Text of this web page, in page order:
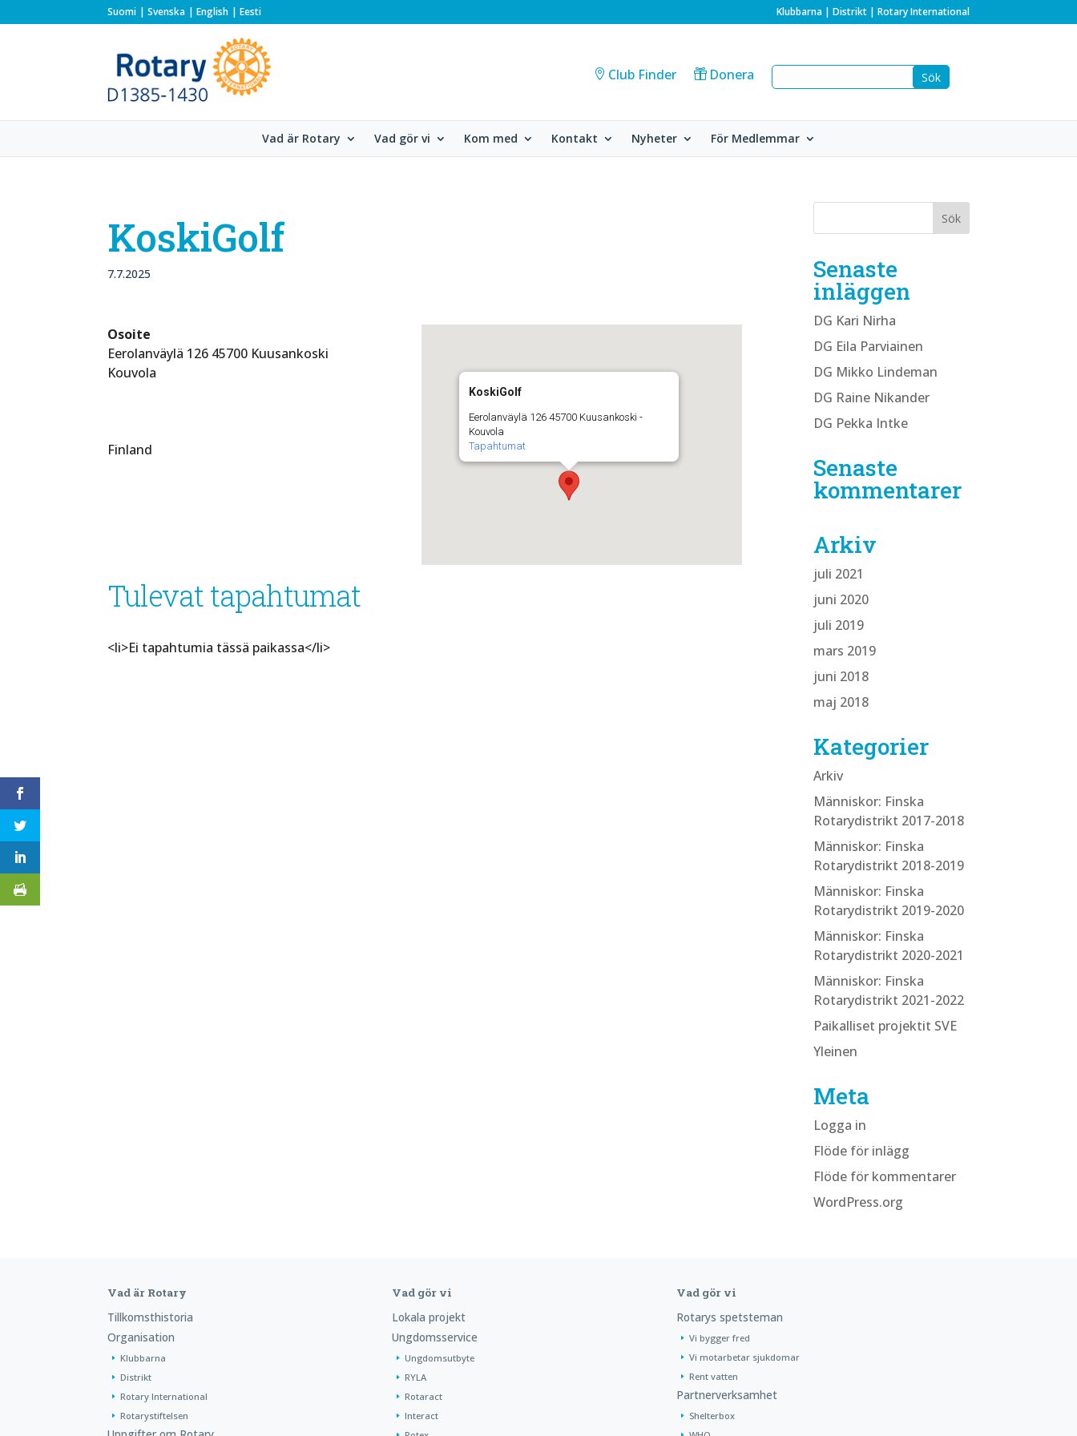
Suomi Svenska English Eesti Klubbarna| Distrikt| Rotary International
Club Finder Donera
Vad är Rotary Vad gör vi Kom med Kontakt Nyheter För Medlemmar
KoskiGolf
7.7.2025
KoskiGolf
Eerolanväylä 126 45700 Kuusankoski -
Kouvola
Tapahtumat
Osoite
Eerolanväylä 126 45700 Kuusankoski
Kouvola
Finland
Tulevat tapahtumat
<li>Ei tapahtumia tässä paikassa</li>
Senaste
inläggen
DG Kari Nirha
DG Eila Parviainen
DG Mikko Lindeman
DG Raine Nikander
DG Pekka Intke
Senaste
kommentarer
Arkiv
juli 2021
juni 2020
juli 2019
mars 2019
juni 2018
maj 2018
Kategorier
Arkiv
Människor: Finska
Rotarydistrikt 2017-2018
Människor: Finska
Rotarydistrikt 2018-2019
Människor: Finska
Rotarydistrikt 2019-2020
Människor: Finska
Rotarydistrikt 2020-2021
Människor: Finska
Rotarydistrikt 2021-2022
Paikalliset projektit SVE
Yleinen
Meta
Logga in
Flöde för inlägg
Flöde för kommentarer
WordPress.org
Vad är Rotary
Tillkomsthistoria
Organisation
Klubbarna
Distrikt
Rotary International
Rotarystiftelsen
Vad gör vi
Lokala projekt
Ungdomsservice
Ungdomsutbyte
RYLA
Rotaract
Interact
Vad gör vi
Rotarys spetsteman
Vi bygger fred
Vi motarbetar sjukdomar
Rent vatten
Partnerverksamhet
Shelterbox